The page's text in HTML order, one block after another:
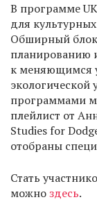
В программе
для
Обширный
планированию
к меняющимся
экологической
программами
плейлист от
Studies for
отобраны
Стать
можноздесь.